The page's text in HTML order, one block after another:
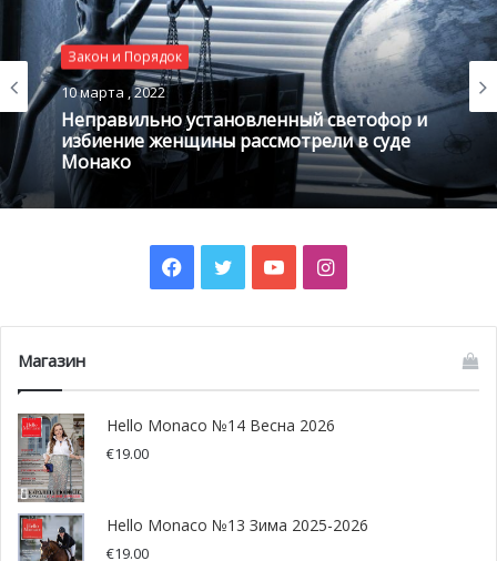
взломом, им, в конце концов, пришлось рассказать о
последнем плане похищения мотоциклов и скутеров из
подвала многоквартирного дома. Проведя пять месяцев
в тюрьме, им удалось добиться освобождения до
начала суда. Румыны заочно получили приговор на год
тюремного заключения. Для их задержания уже был
выписан ордер.
@ Tima Miroshnichenko from Pexels
Закон и Порядок
10 марта , 2022
Неправильно установленный светофор и
избиение женщины рассмотрели в суде
Монако
Facebook
TwitterYouTubeInstagram
Магазин
Hello Monaco №14 Весна 2026
€19.00
Hello Monaco №13 Зима 2025-2026
€19.00